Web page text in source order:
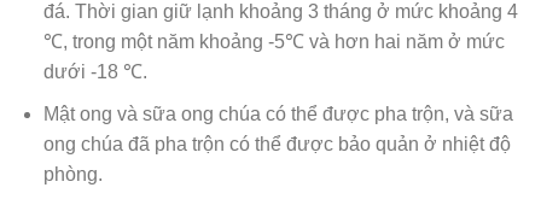
đá. Thời gian giữ lạnh khoảng 3 tháng ở mức khoảng 4
℃, trong một năm khoảng -5℃ và hơn hai năm ở mức
dưới -18 ℃.
Mật ong và sữa ong chúa có thể được pha trộn, và sữa
ong chúa đã pha trộn có thể được bảo quản ở nhiệt độ
phòng.